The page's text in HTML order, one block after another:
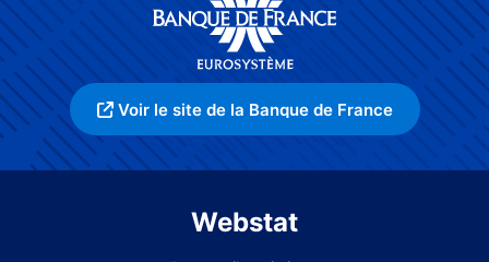
Voir le site de la Banque de France
Webstat